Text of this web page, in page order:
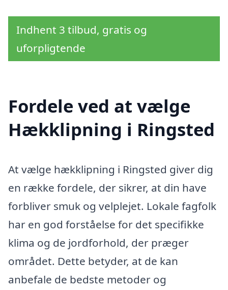
Indhent 3 tilbud, gratis og
uforpligtende
Fordele ved at vælge
Hækklipning i Ringsted
At vælge hækklipning i Ringsted giver dig
en række fordele, der sikrer, at din have
forbliver smuk og velplejet. Lokale fagfolk
har en god forståelse for det specifikke
klima og de jordforhold, der præger
området. Dette betyder, at de kan
anbefale de bedste metoder og